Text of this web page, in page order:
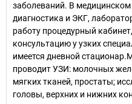
заболеваний. В
диагностика и ЭКГ,
работу процедурный
консультацию у узких
имеется дневной
проводит УЗИ: молочных
мягких тканей, простаты;
головы, верхних и нижних